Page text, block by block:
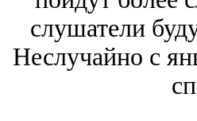
слушатели
Неслучайно с